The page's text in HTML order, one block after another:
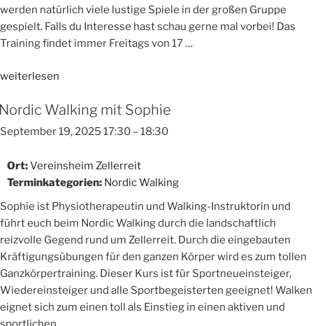
werden natürlich viele lustige Spiele in der großen Gruppe
gespielt. Falls du Interesse hast schau gerne mal vorbei! Das
Training findet immer Freitags von 17 …
„WSV
–
Kinderturnen
Spieltraining“
weiterlesen
Walking mit Sophie
September 19, 2025 17:30 –18:30
Ort:Vereinsheim Zellerreit
Terminkategorien: Nordic Walking
Sophie ist Physiotherapeutin und Walking-Instruktorin und
führt euch beim Nordic Walking durch die landschaftlich
reizvolle Gegend rund um Zellerreit. Durch die eingebauten
Kräftigungsübungen für den ganzen Körper wird es zum tollen
Ganzkörpertraining. Dieser Kurs ist für Sportneueinsteiger,
Wiedereinsteiger und alle Sportbegeisterten geeignet! Walken
eignet sich zum einen toll als Einstieg in einen aktiven und